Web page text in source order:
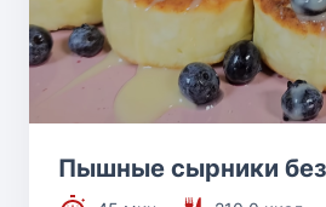
Пышные сырники